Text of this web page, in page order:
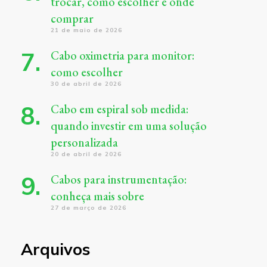
comprar
21 de maio de 2026
Cabo oximetria para monitor:
como escolher
30 de abril de 2026
Cabo em espiral sob medida:
quando investir em uma solução
personalizada
20 de abril de 2026
Cabos para instrumentação:
conheça mais sobre
27 de março de 2026
Arquivos